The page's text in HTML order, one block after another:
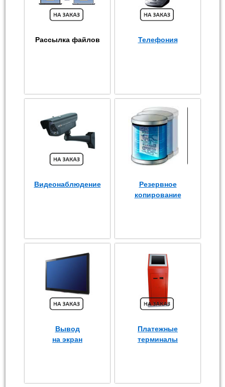
Рассылка файлов Телефония
Видеонаблюдение
Резервное
копирование
Вывод
на экран
Платежные
терминалы